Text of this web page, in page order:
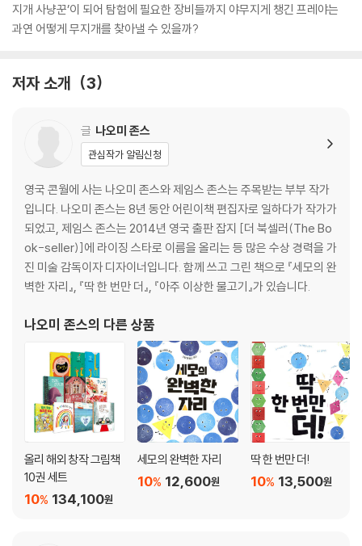
지개 사냥꾼’이 되어 탐험에 필요한 장비들까지 야무지게 챙긴 프레야는
과연 어떻게 무지개를 찾아낼 수 있을까?
저자 소개 3
글 나오미 존스
관심작가 알림신청
영국 콘월에 사는 나오미 존스와 제임스 존스는 주목받는 부부 작가
입니다. 나오미 존스는 8년 동안 어린이책 편집자로 일하다가 작가가
되었고, 제임스 존스는 2014년 영국 출판 잡지 [더 북셀러(The Bo
ok-seller)]에 라이징 스타로 이름을 올리는 등 많은 수상 경력을 가
진 미술 감독이자 디자이너입니다. 함께 쓰고 그린 책으로 『세모의 완
벽한 자리』, 『딱 한 번만 더』, 『아주 이상한 물고기』가 있습니다.
나오미 존스의 다른 상품
올리 해외 창작 그림책
10권 세트
134,100원
10%
세모의 완벽한 자리
12,600원
10%
딱 한 번만 더!
13,500원
10%